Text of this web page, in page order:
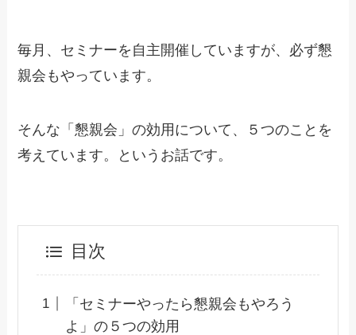
毎月、セミナーを自主開催していますが、必ず懇
親会もやっています。
そんな「懇親会」の効用について、５つのことを
考えています。というお話です。
目次
「セミナーやったら懇親会もやろう
よ」の５つの効用